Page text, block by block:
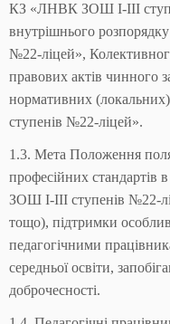
КЗ «ЛНВК ЗОШ І-ІІІ
внутрішнього
№22-ліцей»,
правових актів чинного
нормативних
ступенів №22-ліцей».
1.3. Мета Положення
професійних стандартів
ЗОШ І-ІІІ ступенів №22-
тощо), підтримки
педагогічними
середньої освіти,
доброчесності.